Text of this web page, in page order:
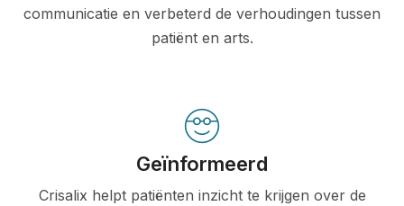
communicatie en verbeterd de verhoudingen tussen
patiënt en arts.
Geïnformeerd
Crisalix helpt patiënten inzicht te krijgen over de